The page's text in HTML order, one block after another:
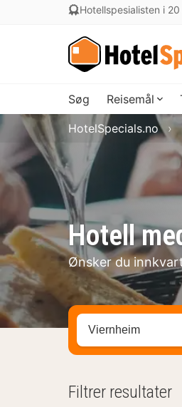
Hotellspesialisten i 20
Søg Reisemål
Hotell
Ønsker du
HotelSpecials.no
Søk hotell, region
Filtrer resultater